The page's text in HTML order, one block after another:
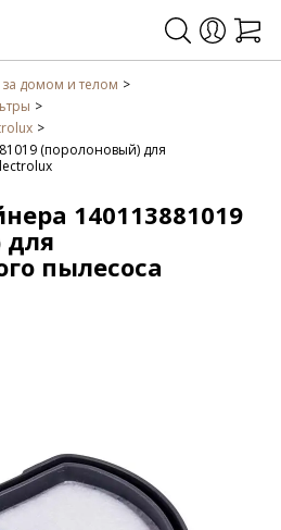
за домом и телом
(поролоновый) для
140113881019
для
пылесоса